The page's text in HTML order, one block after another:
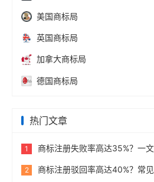
美国商标局
英国商标局
加拿大商标局
德国商标局
热门文章
1 商标注册失败率高达35%？一
2 商标注册驳回率高达40%？常